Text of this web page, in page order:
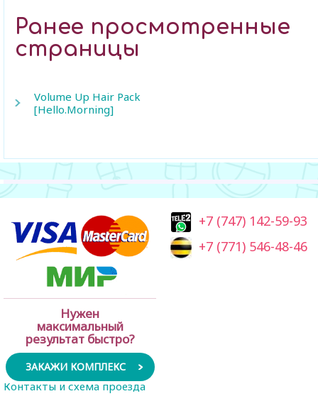
Ранее просмотренные
страницы
Volume Up Hair Pack
[Hello.Morning]
Нужен
максимальный
результат быстро?
ЗАКАЖИ КОМПЛЕКС
+7 (747) 142-59-93
+7 (771) 546-48-46
Контакты и схема проезда